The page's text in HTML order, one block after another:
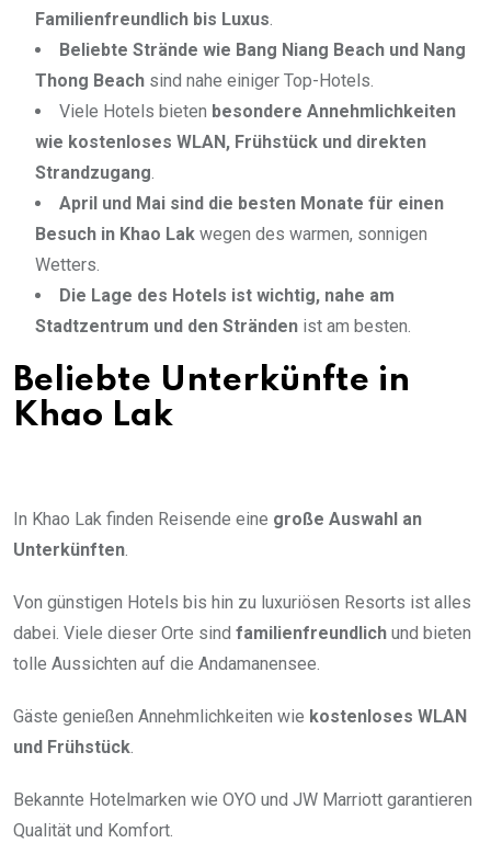
Familienfreundlich bis Luxus
Beliebte Strände wie Bang Niang Beach und Nang
Thong Beach sind nahe einiger Top-Hotels.
Viele Hotels bieten besondere Annehmlichkeiten
wie kostenloses WLAN, Frühstück und direkten
Strandzugang
April und Mai sind die besten Monate für einen
Besuch in Khao Lak wegen des warmen, sonnigen
Wetters.
Die Lage des Hotels ist wichtig, nahe am
Stadtzentrum und den Stränden ist am besten.
Beliebte Unterkünfte in
Khao Lak
In Khao Lak finden Reisende eine große Auswahl an
Unterkünften
Von günstigen Hotels bis hin zu luxuriösen Resorts ist alles
dabei. Viele dieser Orte sind familienfreundlich und bieten
tolle Aussichten auf die Andamanensee.
Gäste genießen Annehmlichkeiten wie kostenloses WLAN
und Frühstück
Bekannte Hotelmarken wie OYO und JW Marriott garantieren
Qualität und Komfort.